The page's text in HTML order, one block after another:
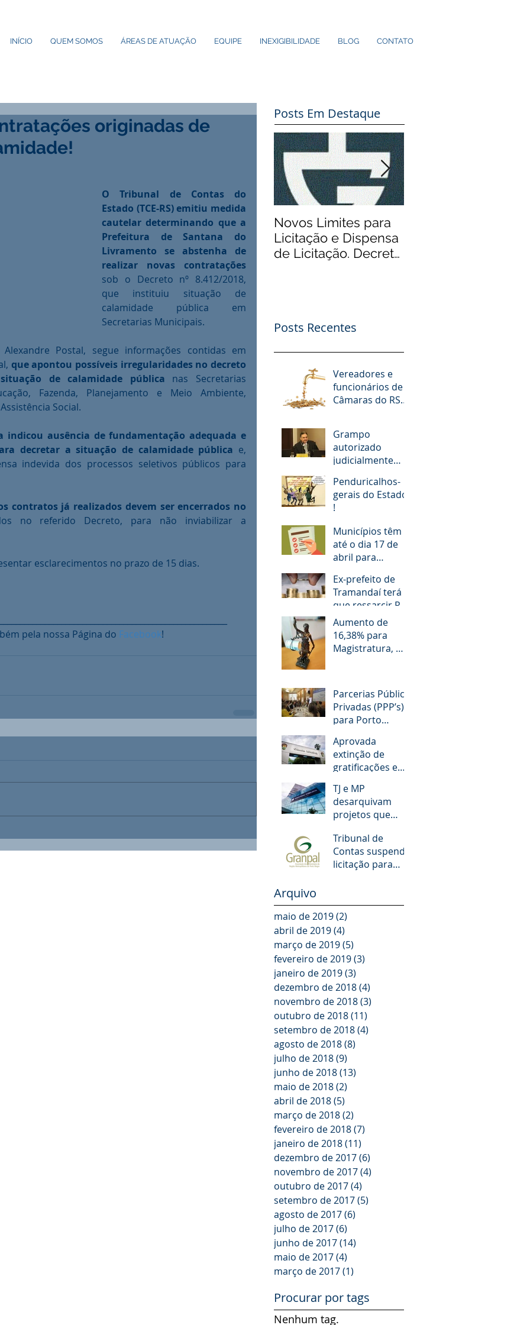
INÍCIO QUEM SOMOS ÁREAS DE ATUAÇÃO EQUIPE INEXIGIBILIDADE BLOG CONTATO
originadas de
O Tribunal de Contas do
Estado (TCE-RS) emitiu medida
cautelar determinando que a
Prefeitura de Santana do
Livramento se abstenha de
realizar novas contratações
sob o Decreto nº 8.412/2018,
que instituiu situação de
calamidade pública em
Secretarias Municipais.
Postal, segue informações contidas em
que apontou possíveis irregularidades no decreto
de calamidade pública nas Secretarias
Fazenda, Planejamento e Meio Ambiente,
Social.
indicou ausência de fundamentação adequada e
decretar a situação de calamidade pública e,
indevida dos processos seletivos públicos para
contratos já realizados devem ser encerrados no
no referido Decreto, para não inviabilizar a
esclarecimentos no prazo de 15 dias.
pela nossa Página do Facebook!
Posts Em Destaque
Novos Limites para
Licitação e Dispensa
de Licitação. Decreto
Posts Recentes
Vereadores e
funcionários de
Câmaras do RS
diárias; veja
situação de cada
Grampo
autorizado
judicialmente
desembargador
pedindo “vaga
fantasma” para
esposa, filho e so
Penduricalhos-
gerais do Estado
!
Municípios têm
até o dia 17 de
abril para
questionário
Ex-prefeito de
Tramandaí terá
que ressarcir R$
1,2 milhão aos
cofres públicos
Aumento de
16,38% para
Magistratura, MP,
questionado
Parcerias Público
Privadas (PPP’s)
para Porto
Aprovada
extinção de
gratificações e
servidores
municipais de
POA. O que
muda!
TJ e MP
desarquivam
projetos que
salários de juízes
e promotores
Tribunal de
Contas suspende
licitação para
GRANPAL
Arquivo
maio de 2019(2)
abril de 2019(4)
março de 2019(5)
fevereiro de 2019(3)
janeiro de 2019(3)
dezembro de 2018(4)
novembro de 2018(3)
outubro de 2018(11)
setembro de 2018(4)
agosto de 2018(8)
julho de 2018(9)
junho de 2018(13)
maio de 2018(2)
abril de 2018(5)
março de 2018(2)
fevereiro de 2018(7)
janeiro de 2018(11)
dezembro de 2017(6)
novembro de 2017(4)
outubro de 2017(4)
setembro de 2017(5)
agosto de 2017(6)
julho de 2017(6)
junho de 2017(14)
maio de 2017(4)
março de 2017(1)
Procurar por tags
Nenhum tag.